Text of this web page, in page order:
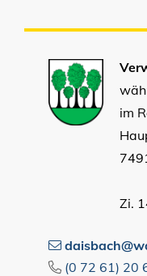
im
Zi.
(0 72 61) 20